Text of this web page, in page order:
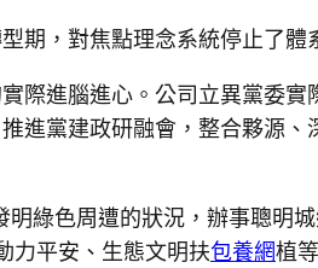
期，對焦點理念系統停止了體
際進腦進心。公司立異黨委實
進黨建政研融會，整合夥源、
綠色周遭的狀況，辦事聰明
力平安、生態文明扶包養網植